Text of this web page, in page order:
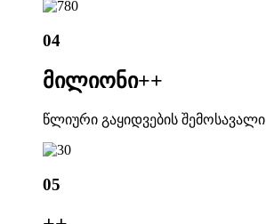
04
მილიონი++
წლიური გაყიდვების შემოსავალი
05